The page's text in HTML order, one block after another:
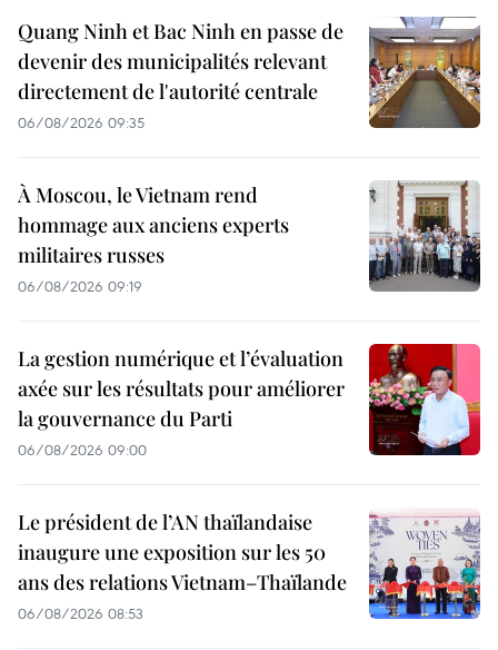
Quang Ninh et Bac Ninh en passe de
devenir des municipalités relevant
directement de l'autorité centrale
06/08/2026 09:35
À Moscou, le Vietnam rend
hommage aux anciens experts
militaires russes
06/08/2026 09:19
La gestion numérique et l’évaluation
axée sur les résultats pour améliorer
la gouvernance du Parti
06/08/2026 09:00
Le président de l’AN thaïlandaise
inaugure une exposition sur les 50
ans des relations Vietnam–Thaïlande
06/08/2026 08:53